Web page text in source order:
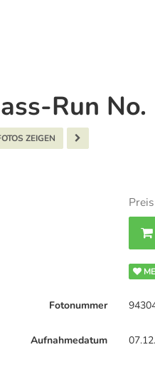
Run No.
ZEIGEN
Preis
Fotonummer
Aufnahmedatum